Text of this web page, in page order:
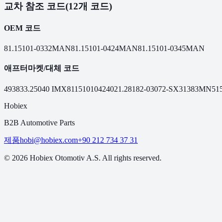
교차 참조 코드(12개 코드)
OEM 코드
81.15101-0332MAN81.15101-0424MAN81.15101-0345MAN
애프터마켓/대체 코드
493833.25040 IMX81151010424021.28182-03072-SX31383MN
Hobiex
B2B Automotive Parts
제품hobi@hobiex.com+90 212 734 37 31
© 2026 Hobiex Otomotiv A.S. All rights reserved.